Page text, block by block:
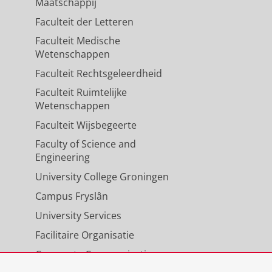
Maatschappij
Faculteit der Letteren
Faculteit Medische
Wetenschappen
Faculteit Rechtsgeleerdheid
Faculteit Ruimtelijke
Wetenschappen
Faculteit Wijsbegeerte
Faculty of Science and
Engineering
University College Groningen
Campus Fryslân
University Services
Facilitaire Organisatie
Corporate Communicatie